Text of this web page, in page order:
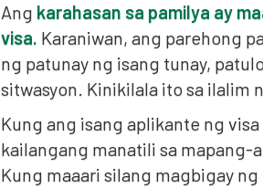
Ang karahasan sa pamilya ay
visa. Karaniwan, ang parehong
ng patunay ng isang tunay,
sitwasyon. Kinikilala ito sa ilalim
Kung ang isang aplikante ng
kailangang manatili sa mapang-
Kung maaari silang magbigay